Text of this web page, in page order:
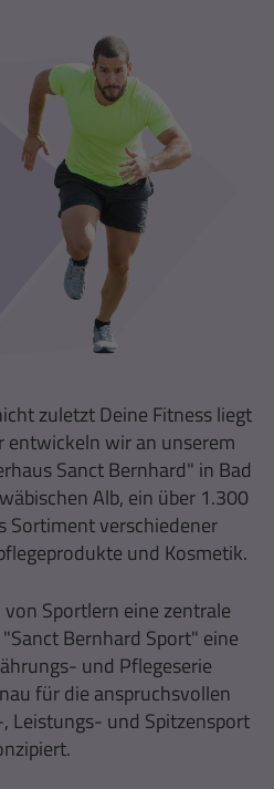
zuletzt Deine Fitness liegt
entwickeln wir an unserem
Sanct Bernhard" in Bad
Alb, ein über 1.300
Sortiment verschiedener
und Kosmetik.
Sportlern eine zentrale
Bernhard Sport" eine
und Pflegeserie
für die anspruchsvollen
Leistungs- und Spitzensport